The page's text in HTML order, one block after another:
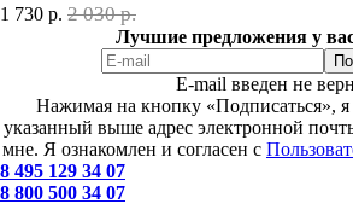
1 730 р. 2 030 р.
Лучшие предложения у
E-mail введен не
Нажимая на кнопку «Подписаться»,
указанный выше адрес электронной
мне. Я ознакомлен и согласен с
8 495 129 34 07
8 800 500 34 07